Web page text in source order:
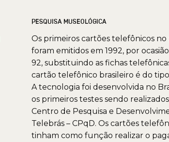
PESQUISA MUSEOLÓGICA
Os primeiros cartões telefônicos no
foram emitidos em 1992, por
92, substituindo as fichas
cartão telefônico brasileiro é do
A tecnologia foi desenvolvida no
os primeiros testes sendo
Centro de Pesquisa e
Telebrás – CPqD. Os cartões
tinham como função realizar o